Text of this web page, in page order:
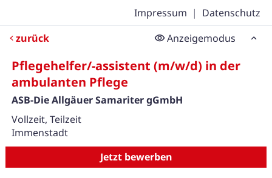
Impressum | Datenschutz
zurück
Anzeigemodus
Pflegehelfer/-assistent (m/w/d) in der
ambulanten Pflege
ASB-Die Allgäuer Samariter gGmbH
Vollzeit, Teilzeit
Immenstadt
Jetzt bewerben